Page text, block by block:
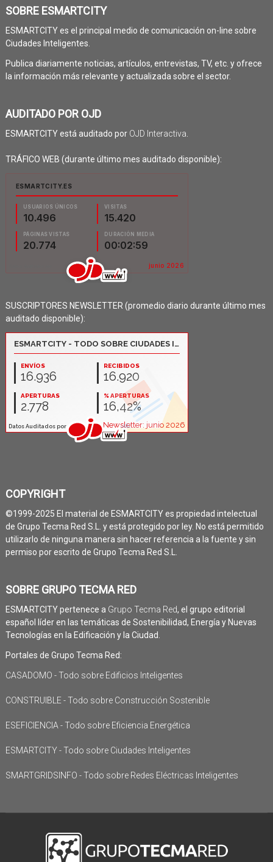
SOBRE ESMARTCITY
ESMARTCITY es el principal medio de comunicación on-line sobre
Ciudades Inteligentes.
Publica diariamente noticias, artículos, entrevistas, TV, etc. y ofrece
la información más relevante y actualizada sobre el sector.
AUDITADO POR OJD
ESMARTCITY está auditado por OJD Interactiva
TRÁFICO WEB (durante último mes auditado disponible):
SUSCRIPTORES NEWSLETTER (promedio diario durante último mes
auditado disponible):
COPYRIGHT
©1999-2025 El material de ESMARTCITY es propiedad intelectual
de Grupo Tecma Red S.L. y está protegido por ley. No está permitido
utilizarlo de ninguna manera sin hacer referencia a la fuente y sin
permiso por escrito de Grupo Tecma Red S.L.
SOBRE GRUPO TECMA RED
ESMARTCITY pertenece a Grupo Tecma Red, el grupo editorial
español líder en las temáticas de Sostenibilidad, Energía y Nuevas
Tecnologías en la Edificación y la Ciudad.
Portales de Grupo Tecma Red:
CASADOMO - Todo sobre Edificios Inteligentes
CONSTRUIBLE - Todo sobre Construcción Sostenible
ESEFICIENCIA - Todo sobre Eficiencia Energética
ESMARTCITY - Todo sobre Ciudades Inteligentes
SMARTGRIDSINFO - Todo sobre Redes Eléctricas Inteligentes